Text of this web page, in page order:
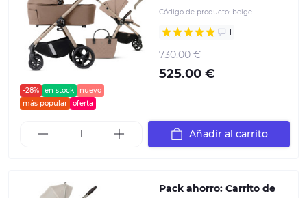
-28% en stock
nuevo
más popular
oferta
Código de producto: beige
1
730.00 €
525.00 €
Añadir al carrito
Pack ahorro: Carrito de